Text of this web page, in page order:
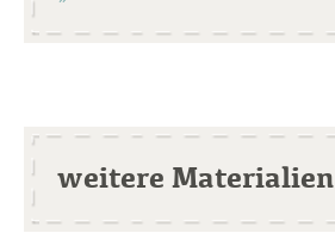
weitere Materialien